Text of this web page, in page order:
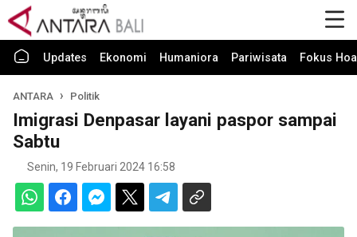
Updates Ekonomi Humaniora Pariwisata Fokus
ANTARA Politik
Imigrasi Denpasar layani paspor sampai
Sabtu
Senin, 19 Februari 2024 16:58